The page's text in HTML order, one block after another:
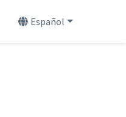
Español